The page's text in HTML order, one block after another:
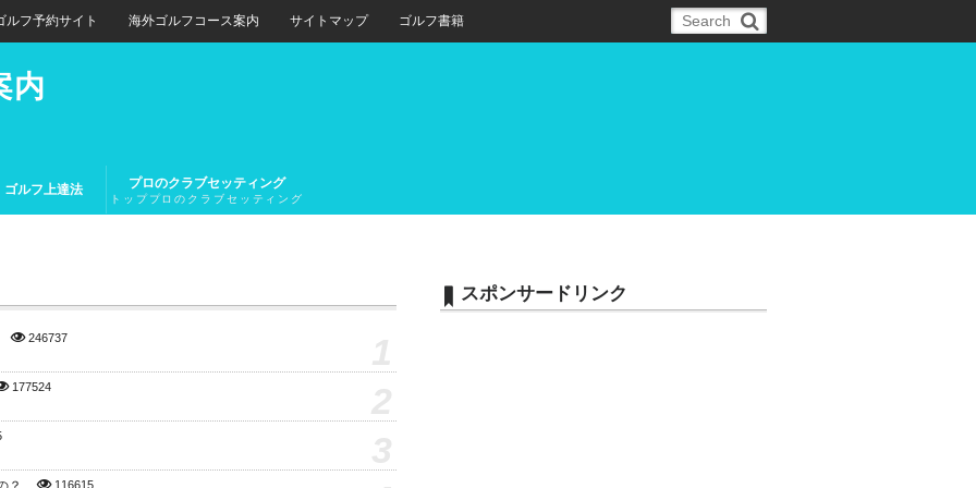
内
246737
177524
116615
スポンサードリンク
ルフ予約サイト 海外ゴルフコース案内 サイトマップ ゴルフ書籍
ゴルフ上達法 プロのクラブセッティング
トッププロのクラブセッティング